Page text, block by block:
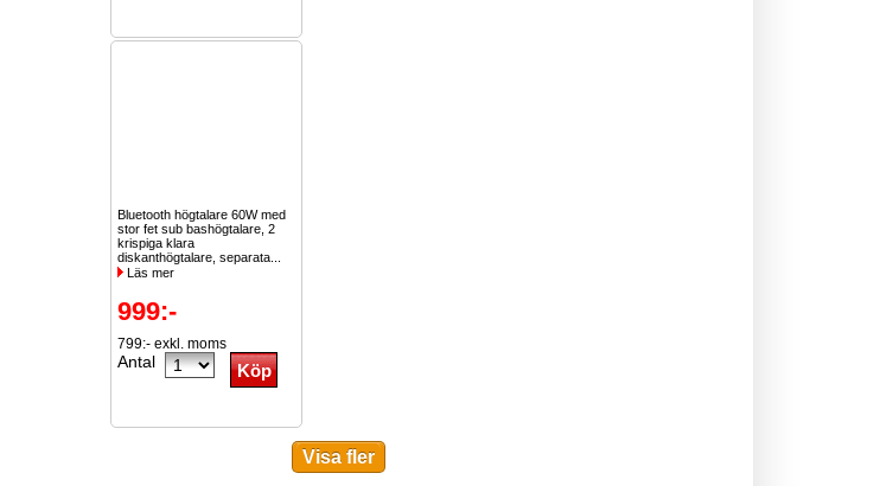
Bluetooth högtalare 60W med
stor fet sub bashögtalare, 2
krispiga klara
diskanthögtalare, separata...
Läs mer
999:-
799:- exkl. moms
Antal